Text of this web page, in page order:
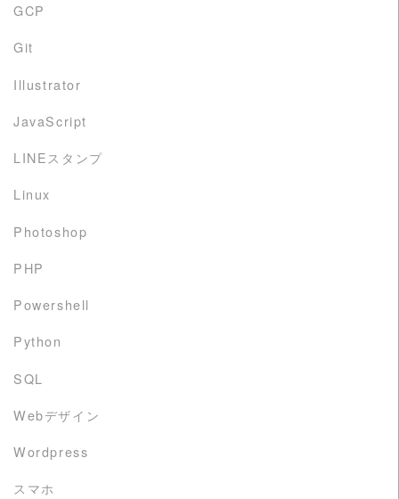
GCP
Git
Illustrator
JavaScript
LINEスタンプ
Linux
Photoshop
PHP
Powershell
Python
SQL
Webデザイン
Wordpress
スマホ